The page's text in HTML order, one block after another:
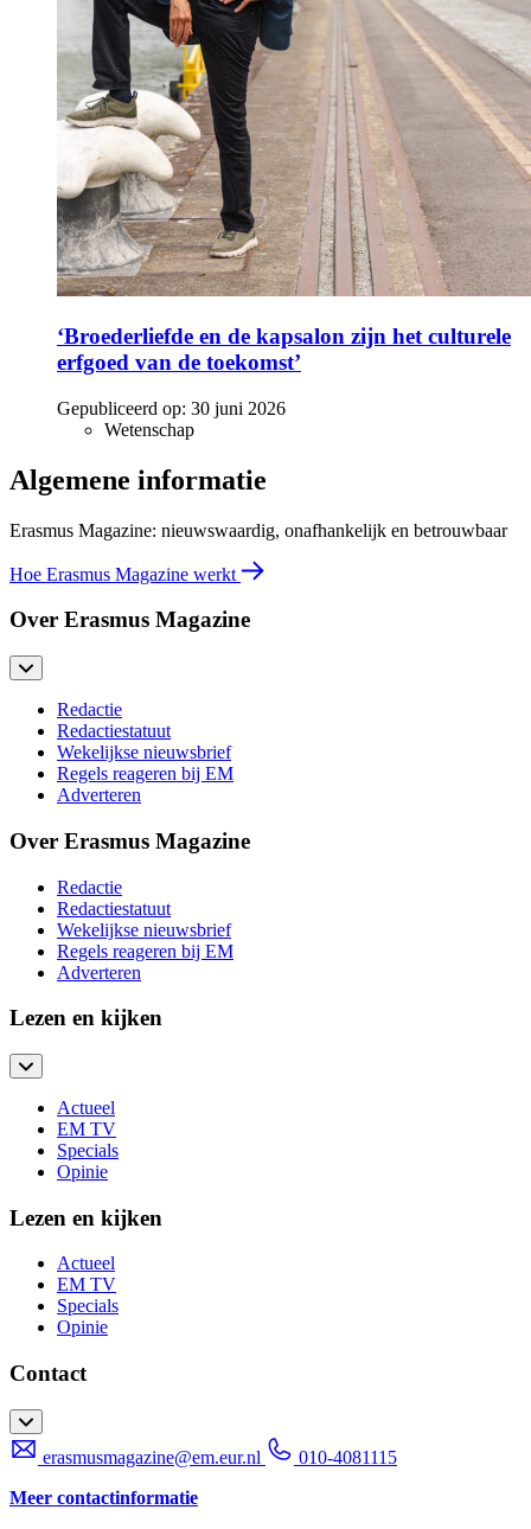
‘Broederliefde en de kapsalon zijn het culturele
erfgoed van de toekomst’
Gepubliceerd op: 30 juni 2026
Wetenschap
Algemene informatie
Erasmus Magazine: nieuwswaardig, onafhankelijk en betrouwbaar
Hoe Erasmus Magazine werkt
Over Erasmus Magazine
Redactie
Redactiestatuut
Wekelijkse nieuwsbrief
Regels reageren bij EM
Adverteren
Over Erasmus Magazine
Redactie
Redactiestatuut
Wekelijkse nieuwsbrief
Regels reageren bij EM
Adverteren
Lezen en kijken
Actueel
EM TV
Specials
Opinie
Lezen en kijken
Actueel
EM TV
Specials
Opinie
Contact
erasmusmagazine@em.eur.nl
010-4081115
Meer contactinformatie